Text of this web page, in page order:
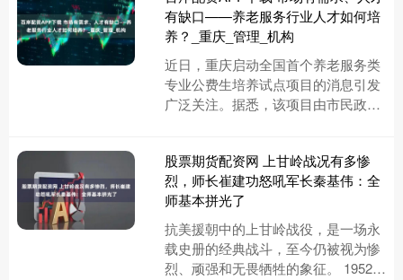
有缺口——养老服务行业人才如何培
养？_重庆_管理_机构
近日，重庆启动全国首个养老服务类
专业公费生培养试点项目的消息引发
广泛关注。据悉，该项目由市民政局
股票期货配资网 上甘岭战况有多惨
烈，师长崔建功怒吼军长秦基伟：全
师基本拼光了
抗美援朝中的上甘岭战役，是一场永
载史册的经典战斗，至今仍被视为惨
烈、顽强和无畏牺牲的象征。 1952年